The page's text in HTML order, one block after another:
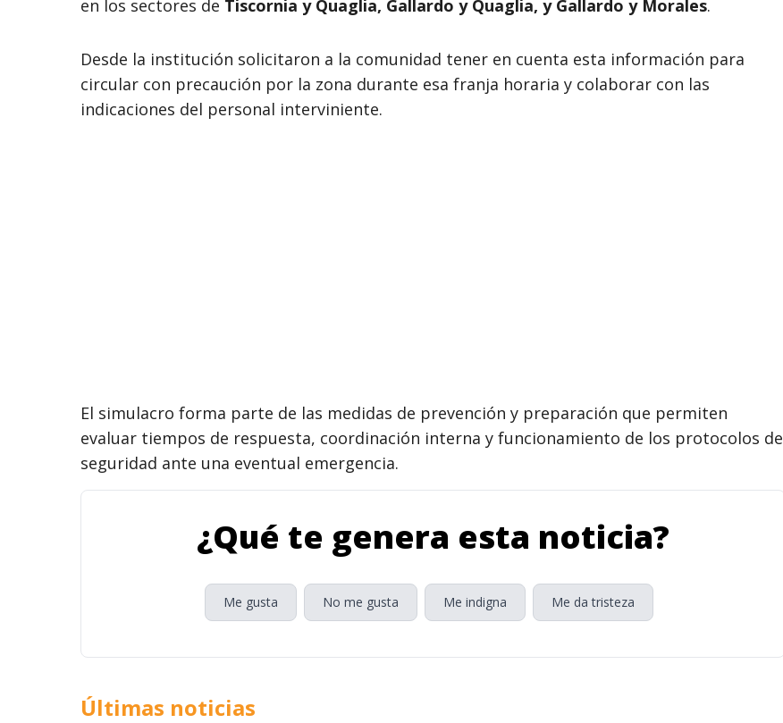
en los sectores de Tiscornia y Quaglia, Gallardo y Quaglia, y Gallardo y Morales.
Desde la institución solicitaron a la comunidad tener en cuenta esta información para
circular con precaución por la zona durante esa franja horaria y colaborar con las
indicaciones del personal interviniente.
El simulacro forma parte de las medidas de prevención y preparación que permiten
evaluar tiempos de respuesta, coordinación interna y funcionamiento de los protocolos de
seguridad ante una eventual emergencia.
¿Qué te genera esta noticia?
Me gusta No me gusta Me indigna Me da tristeza
Últimas noticias